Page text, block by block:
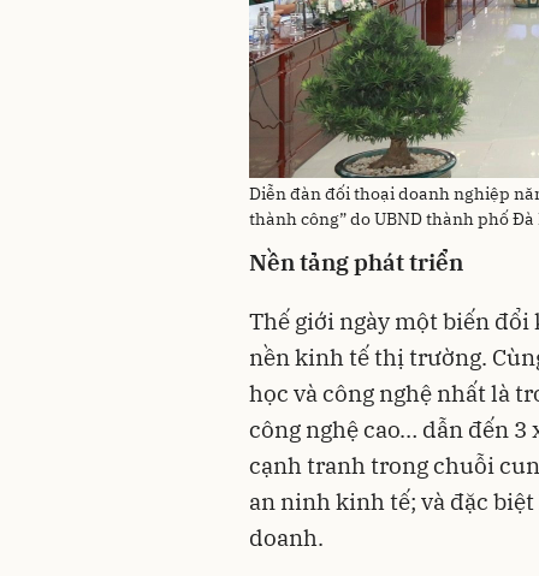
Diễn đàn đối thoại doanh nghiệp
thành công” do UBND thành phố
Nền tảng phát triển
Thế giới ngày một biến
nền kinh tế thị trường.
học và công nghệ nhất là
công nghệ cao… dẫn đến
cạnh tranh trong chuỗi
an ninh kinh tế; và đặc
doanh.